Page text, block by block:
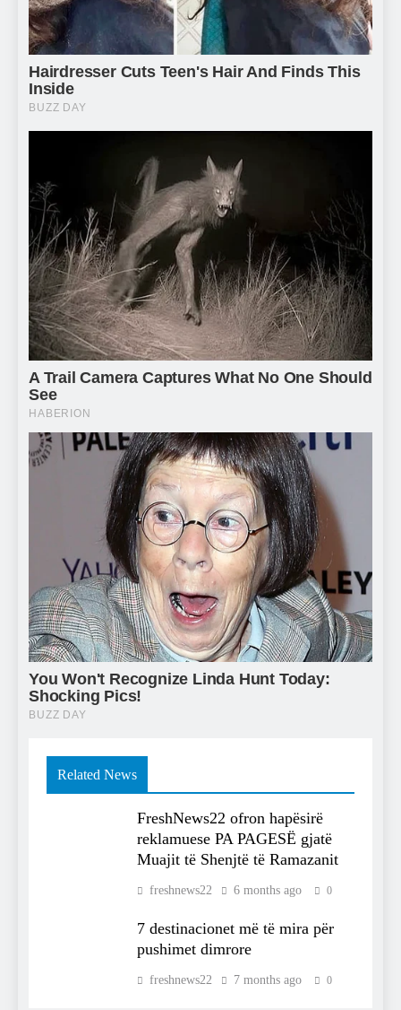
Related News
FreshNews22 ofron hapësirë
reklamuese PA PAGESË gjatë
Muajit të Shenjtë të Ramazanit
freshnews22 6 months ago 0
7 destinacionet më të mira për
pushimet dimrore
freshnews22 7 months ago 0